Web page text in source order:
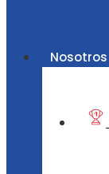
Nosotros